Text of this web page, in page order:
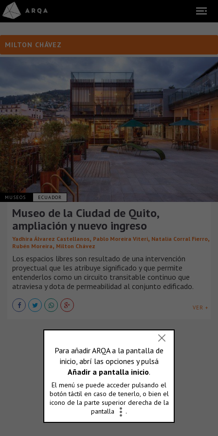
MILTON CHÁVEZ
MUSEOS ECUADOR
Museo de la Ciudad de Quito,
ampliación y nuevo ingreso
Yadhira Álvarez Castellanos, Pablo Moreira Viteri, Natalia Corral Fierro,
Rubén Moreira, Milton Chávez
Los espacios libres son resultado de una intervención
proyectual que les atribuye significado y que permite
entenderlos como un circuito transitable continuo que
atraviesa y dota de permeabilidad al conjunto edificado.
VER +